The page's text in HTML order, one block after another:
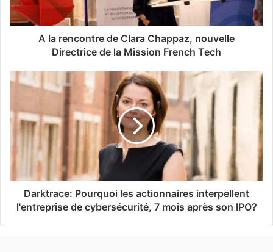
A la rencontre de Clara Chappaz, nouvelle
Directrice de la Mission French Tech
Darktrace: Pourquoi les actionnaires interpellent
l'entreprise de cybersécurité, 7 mois après son IPO?